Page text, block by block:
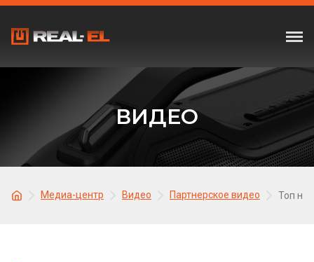
ВИДЕО
Медиа-центр Видео Партнерское видео Топ